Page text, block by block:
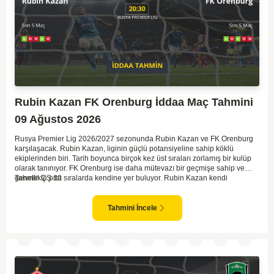
Rubin Kazan FK Orenburg İddaa Maç Tahmini
09 Ağustos 2026
Rusya Premier Lig 2026/2027 sezonunda Rubin Kazan ve FK Orenburg
karşılaşacak. Rubin Kazan, liginin güçlü potansiyeline sahip köklü
ekiplerinden biri. Tarih boyunca birçok kez üst sıraları zorlamış bir kulüp
olarak tanınıyor. FK Orenburg ise daha mütevazı bir geçmişe sahip ve
genellikle orta sıralarda kendine yer buluyor. Rubin Kazan kendi
gösteriyor. Toparlayacak olursak bu maçta ev sahibi ekibin bir adım önde
Tahmin ÇŞ 10
Tahmini İncele